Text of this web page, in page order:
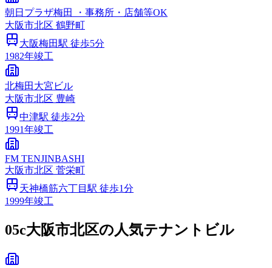
朝日プラザ梅田 ・事務所・店舗等OK
大阪市北区 鶴野町
大阪梅田駅 徒歩5分
1982年竣工
北梅田大宮ビル
大阪市北区 豊崎
中津駅 徒歩2分
1991年竣工
FM TENJINBASHI
大阪市北区 菅栄町
天神橋筋六丁目 駅 徒歩1分
1999年竣工
05c大阪市北区の人気テナントビル